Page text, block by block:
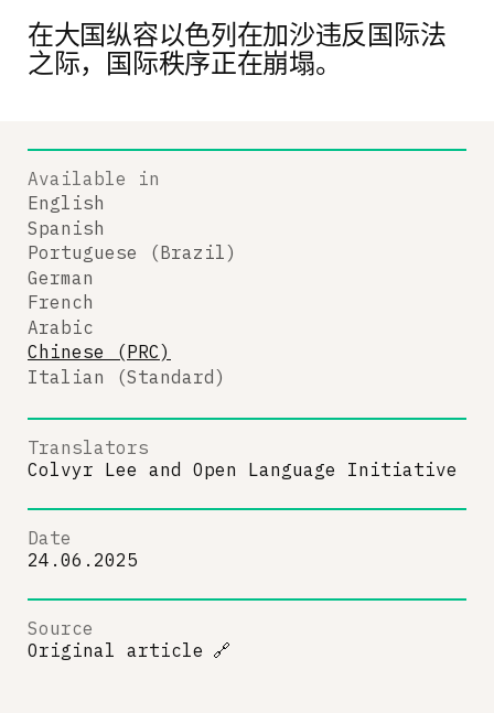
在大国纵容以色列在加沙违反国际法
之际，国际秩序正在崩塌。
Available in
English
Spanish
Portuguese (Brazil)
German
French
Arabic
Chinese (PRC)
Italian (Standard)
Translators
Colvyr Lee and Open Language Initiative
Date
24.06.2025
Source
Original article 🔗